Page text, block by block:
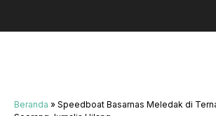
Beranda » Speedboat Basarnas Meledak di